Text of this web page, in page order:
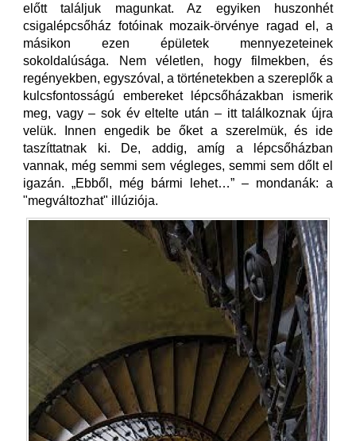
előtt találjuk magunkat. Az egyiken huszonhét
csigalépcsőház fotóinak mozaik-örvénye ragad el, a
másikon ezen épületek mennyezeteinek
sokoldalúsága. Nem véletlen, hogy filmekben, és
regényekben, egyszóval, a történetekben a szereplők a
kulcsfontosságú embereket lépcsőházakban ismerik
meg, vagy – sok év eltelte után – itt találkoznak újra
velük. Innen engedik be őket a szerelmük, és ide
taszíttatnak ki. De, addig, amíg a lépcsőházban
vannak, még semmi sem végleges, semmi sem dőlt el
igazán. „Ebből, még bármi lehet…” – mondanák: a
"megváltozhat" illúziója.